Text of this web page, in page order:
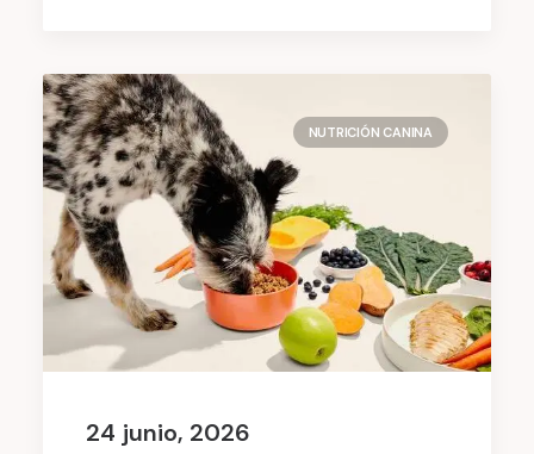
NUTRICIÓN CANINA
24 junio, 2026